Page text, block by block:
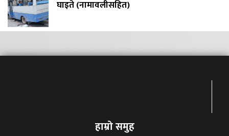
घाइते (नामावलीसहित)
हाम्रो समुह